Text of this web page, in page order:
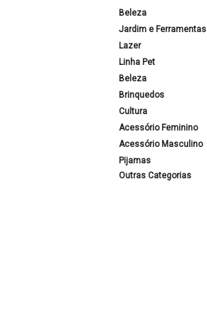
Beleza
Jardim e Ferramentas
Lazer
Linha Pet
Beleza
Brinquedos
Cultura
Acessório Feminino
Acessório Masculino
Pijamas
Outras Categorias